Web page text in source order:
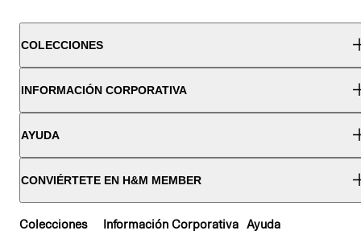
COLECCIONES
INFORMACIÓN CORPORATIVA
AYUDA
CONVIÉRTETE EN H&M MEMBER
Colecciones Información Corporativa Ayuda